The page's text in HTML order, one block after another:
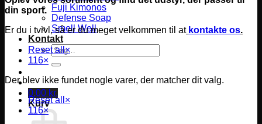
Fuji Kimonos
Defense Soap
Smell Well
Kontakt
Søg
efter:
0,00 kr.
Kurv
din sport.
Er du i tvivl, så er du meget velkommen til at kontakte os.
Reset all×
116×
Der blev ikke fundet nogle varer, der matcher dit valg.
Reset all ×
116×